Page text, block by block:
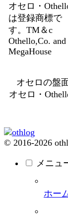
オセロ・
は登録商標で
す。TM＆c
Othello,Co. and
MegaHouse
オセロの盤
オセロ・
© 2016-2026
メニュ
ホー